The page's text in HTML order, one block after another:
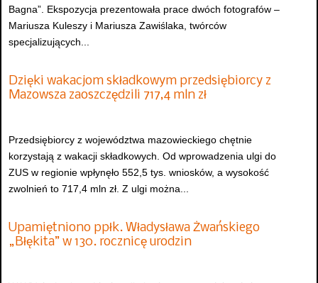
Bagna”. Ekspozycja prezentowała prace dwóch fotografów –
Mariusza Kuleszy i Mariusza Zawiślaka, twórców
specjalizujących...
Dzięki wakacjom składkowym przedsiębiorcy z
Mazowsza zaoszczędzili 717,4 mln zł
Przedsiębiorcy z województwa mazowieckiego chętnie
korzystają z wakacji składkowych. Od wprowadzenia ulgi do
ZUS w regionie wpłynęło 552,5 tys. wniosków, a wysokość
zwolnień to 717,4 mln zł. Z ulgi można...
Upamiętniono ppłk. Władysława Żwańskiego
„Błękita” w 130. rocznicę urodzin